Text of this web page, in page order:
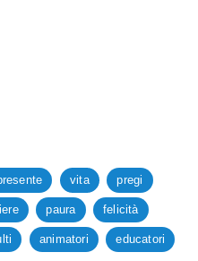
vita pregi
paura felicità
animatori educatori